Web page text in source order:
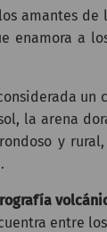
amantes de
a
la arena
y
entre